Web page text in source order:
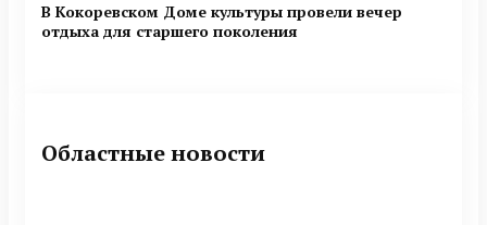
В Кокоревском Доме культуры провели вечер
отдыха для старшего поколения
Областные новости